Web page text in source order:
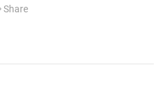
Share